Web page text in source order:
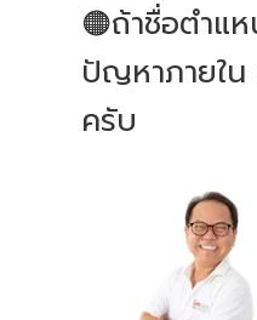
🟠ถ้าชื่อตำแ
ปัญหาภายใ
ครับ